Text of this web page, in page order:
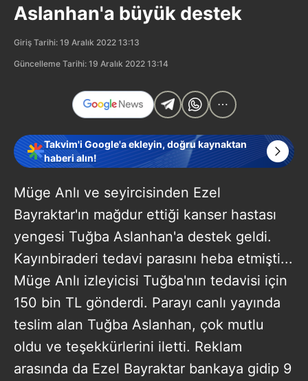
Aslanhan'a büyük destek
Giriş Tarihi: 19 Aralık 2022 13:13
Güncelleme Tarihi: 19 Aralık 2022 13:14
Takvim'i Google'a ekleyin, doğru kaynaktan
haberi alın!
Müge Anlı ve seyircisinden Ezel
Bayraktar'ın mağdur ettiği kanser hastası
yengesi Tuğba Aslanhan'a destek geldi.
Kayınbiraderi tedavi parasını heba etmişti...
Müge Anlı izleyicisi Tuğba'nın tedavisi için
150 bin TL gönderdi. Parayı canlı yayında
teslim alan Tuğba Aslanhan, çok mutlu
oldu ve teşekkürlerini iletti. Reklam
arasında da Ezel Bayraktar bankaya gidip 9